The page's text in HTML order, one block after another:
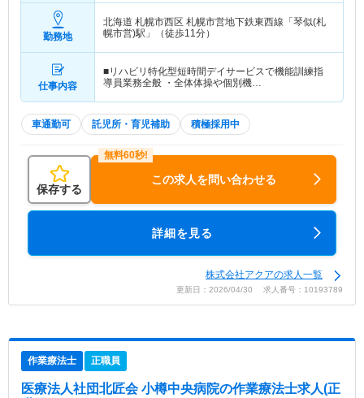
勤務地
北海道 札幌市西区 札幌市営地下鉄東西線「琴似(札
幌市営)駅」（徒歩11分）
仕事内容
■リハビリ特化型短時間デイサービスで機能訓練指
導員業務全般 ・全体体操や個別機…
車通勤可 託児所・育児補助 積極採用中
保存する
この求人を問い合わせる
詳細を見る
株式会社アクアの求人一覧
更新日：2026/04/30 求人番号：10193789
作業療法士 正職員
医療法人社団北匠会 小樽中央病院の作業療法士求人(正